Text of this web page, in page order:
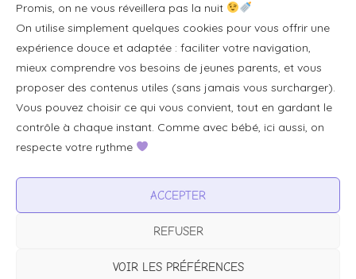
Promis, on ne vous réveillera pas la nuit
On utilise simplement quelques cookies pour vous offrir une
expérience douce et adaptée : faciliter votre navigation,
mieux comprendre vos besoins de jeunes parents, et vous
proposer des contenus utiles (sans jamais vous surcharger).
Vous pouvez choisir ce qui vous convient, tout en gardant le
contrôle à chaque instant. Comme avec bébé, ici aussi, on
respecte votre rythme
ACCEPTER
REFUSER
VOIR LES PRÉFÉRENCES
FAQ / Livraison & accès
À propos
Plan du site
Tous les articles
Professionnels & partenariats
Visibilité pour votre marque
Proposer un produit ou un service